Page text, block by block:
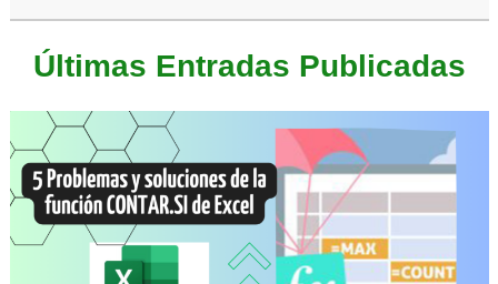
Últimas Entradas Publicadas